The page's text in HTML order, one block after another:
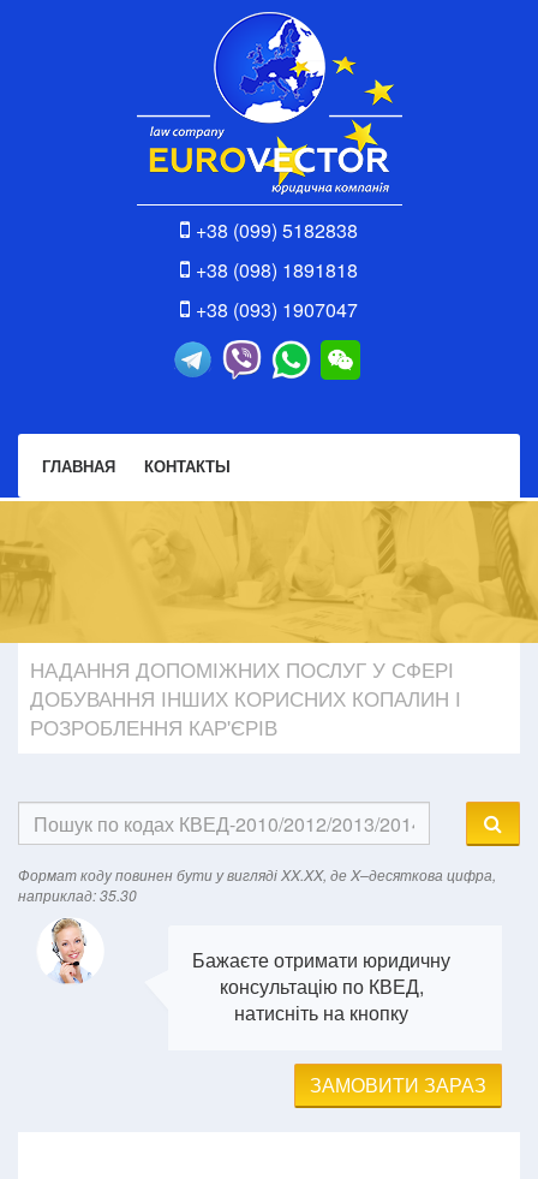
+38 (099) 5182838
+38 (098) 1891818
+38 (093) 1907047
ГЛАВНАЯ КОНТАКТЫ
НАДАННЯ ДОПОМІЖНИХ ПОСЛУГ У СФЕРІ
ДОБУВАННЯ ІНШИХ КОРИСНИХ КОПАЛИН І
РОЗРОБЛЕННЯ КАР'ЄРІВ
Формат кодy повинен бути у вигляді XX.XX, де X–десяткова цифра,
наприклад: 35.30
Бажаєте отримати юридичну
консультацію по КВЕД,
натисніть на кнопку
ЗАМОВИТИ ЗАРАЗ